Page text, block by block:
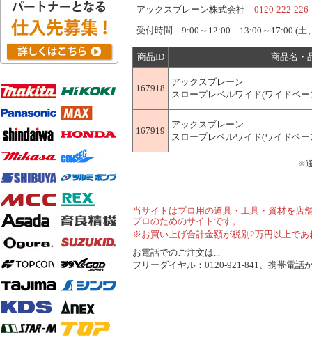
アックスブレーン株式会社 0120-222-226
受付時間 9:00～12:00 13:00～17:00 (土
商品ID 商品名・
167918
アックスブレーン
スロープレベルワイド(ワイドベ
167919
アックスブレーン
スロープレベルワイド(ワイドベ
※
当サイトはプロ用の道具・工具・資材を店
プロのためのサイトです。
※お買い上げ合計金額が税別2万円以上で
お電話でのご注文は...
フリーダイヤル：0120-921-841、携帯電